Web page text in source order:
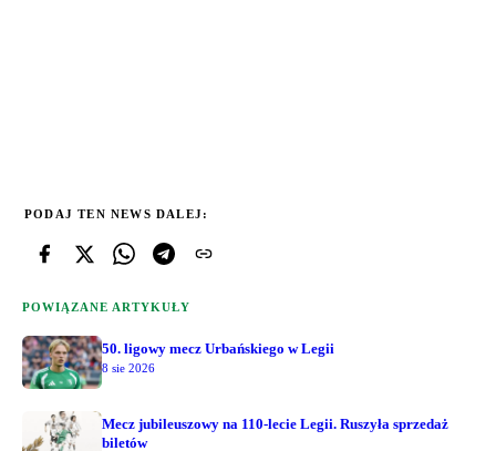
PODAJ TEN NEWS DALEJ:
POWIĄZANE ARTYKUŁY
50. ligowy mecz Urbańskiego w Legii
8 sie 2026
Mecz jubileuszowy na 110-lecie Legii. Ruszyła sprzedaż
biletów